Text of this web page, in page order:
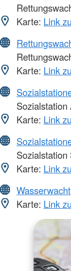
Karte: Link
Karte: Link
Sozialstation
Karte: Link
Sozialstation
Karte: Link
Wasserwacht
Karte: Link